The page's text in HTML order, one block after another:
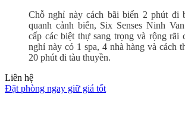
Chỗ nghỉ này cách bãi biển 2 phút đi
quanh cảnh biển, Six Senses Ninh
cấp các biệt thự sang trọng và rộng rãi
nghỉ này có 1 spa, 4 nhà hàng và cách
20 phút đi tàu thuyền.
Liên hệ
Đặt phòng ngay giữ giá tốt